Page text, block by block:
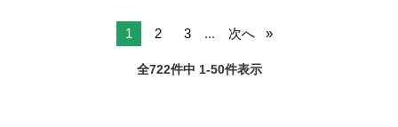
1 2 3 ... 次へ
全722件中 1-50件表示